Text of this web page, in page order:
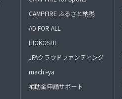
CAMPFIRE ふるさと納税
AD FOR ALL
HIOKOSHI
JFAクラウドファンディング
machi-ya
補助金申請サポート